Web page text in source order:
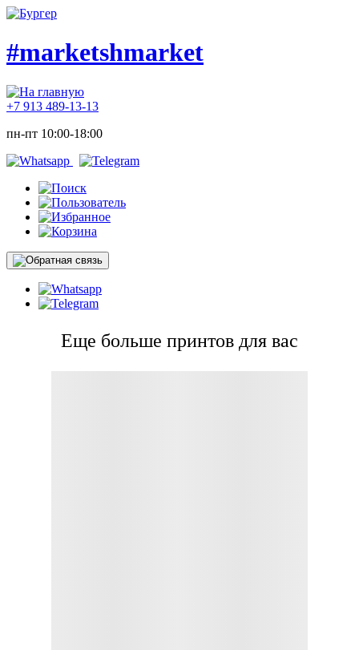
#marketshmarket
+7 913 489-13-13
пн-пт 10:00-18:00
Еще больше принтов для вас